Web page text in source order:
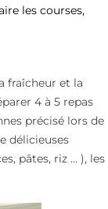
les courses,
fraîcheur et la
4 à 5 repas
précisé lors de
délicieuses
pâtes, riz … ), les